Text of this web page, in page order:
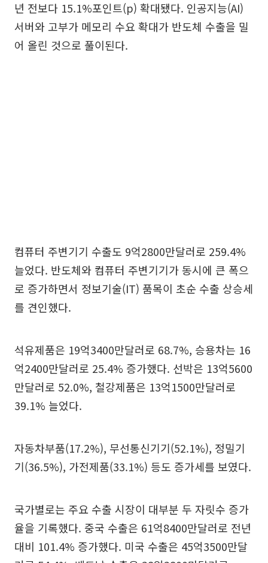
년 전보다 15.1%포인트(p) 확대됐다. 인공지능(AI)
서버와 고부가 메모리 수요 확대가 반도체 수출을 밀
어 올린 것으로 풀이된다.
컴퓨터 주변기기 수출도 9억2800만달러로 259.4%
늘었다. 반도체와 컴퓨터 주변기기가 동시에 큰 폭으
로 증가하면서 정보기술(IT) 품목이 초순 수출 상승세
를 견인했다.
석유제품은 19억3400만달러로 68.7%, 승용차는 16
억2400만달러로 25.4% 증가했다. 선박은 13억5600
만달러로 52.0%, 철강제품은 13억1500만달러로
39.1% 늘었다.
자동차부품(17.2%), 무선통신기기(52.1%), 정밀기
기(36.5%), 가전제품(33.1%) 등도 증가세를 보였다.
국가별로는 주요 수출 시장이 대부분 두 자릿수 증가
율을 기록했다. 중국 수출은 61억8400만달러로 전년
대비 101.4% 증가했다. 미국 수출은 45억3500만달